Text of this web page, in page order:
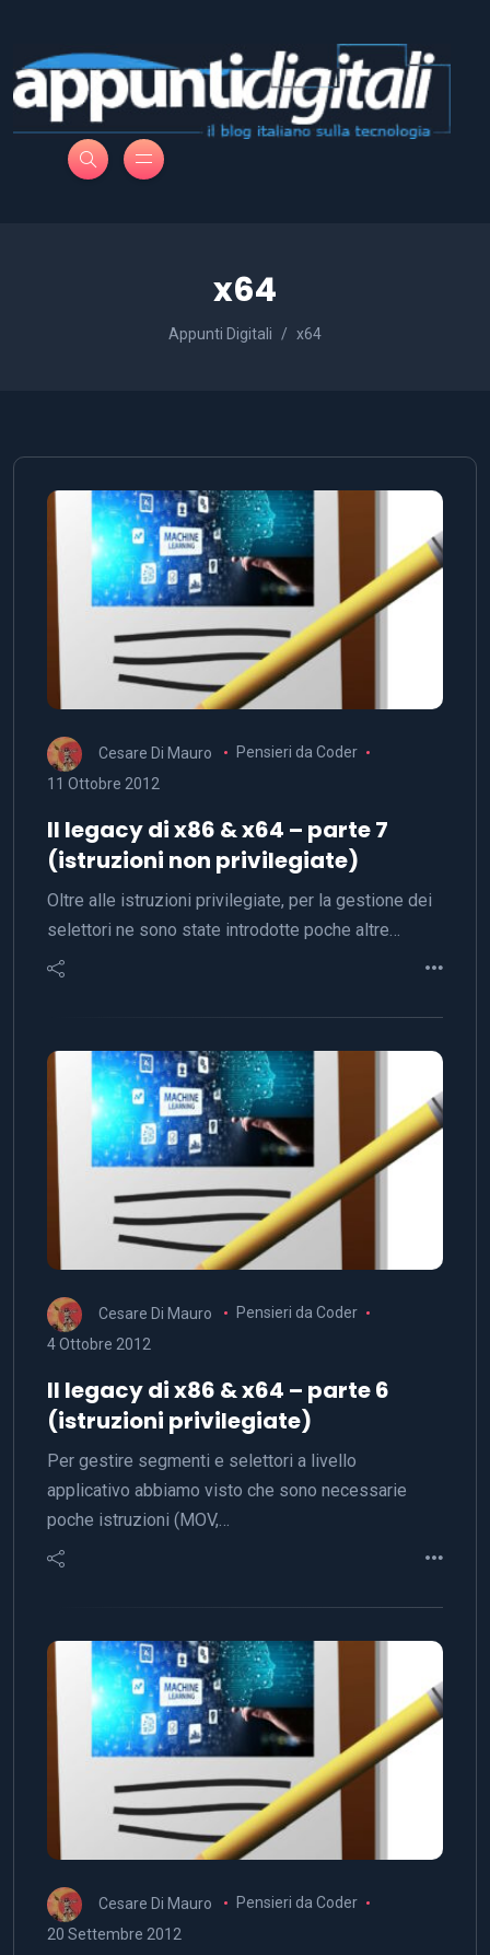
x64
Appunti Digitali x64
Cesare Di Mauro
Pensieri da Coder
11 Ottobre 2012
Il legacy di x86 & x64 – parte 7
(istruzioni non privilegiate)
Oltre alle istruzioni privilegiate, per la gestione dei
selettori ne sono state introdotte poche altre…
Cesare Di Mauro
Pensieri da Coder
4 Ottobre 2012
Il legacy di x86 & x64 – parte 6
(istruzioni privilegiate)
Per gestire segmenti e selettori a livello
applicativo abbiamo visto che sono necessarie
poche istruzioni (MOV,…
Cesare Di Mauro
Pensieri da Coder
20 Settembre 2012